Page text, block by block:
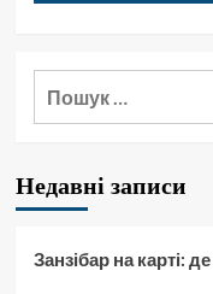
Недавні записи
Занзібар на карті: